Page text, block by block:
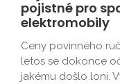
pojistné pro
elektromobily
Ceny povinného
letos se dokonce
jakému došlo loni.